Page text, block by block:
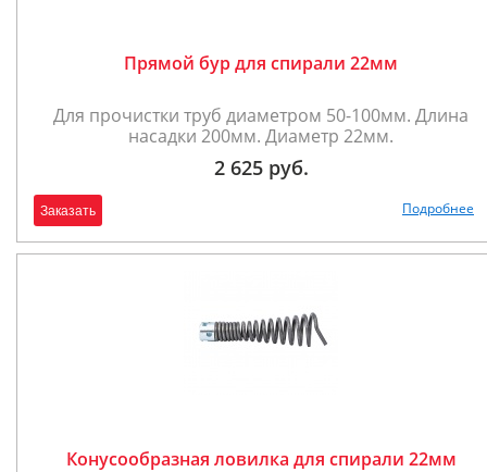
Прямой бур для спирали 22мм
Для прочистки труб диаметром 50-100мм. Длина
насадки 200мм. Диаметр 22мм.
2 625 руб.
Заказать Подробнее
Конусообразная ловилка для спирали 22мм